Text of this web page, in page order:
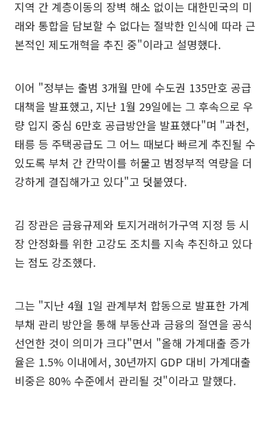
지역 간 계층이동의 장벽 해소 없이는 대한민국의 미
래와 통합을 담보할 수 없다는 절박한 인식에 따라 근
본적인 제도개혁을 추진 중"이라고 설명했다.
이어 "정부는 출범 3개월 만에 수도권 135만호 공급
대책을 발표했고, 지난 1월 29일에는 그 후속으로 우
량 입지 중심 6만호 공급방안을 발표했다"며 "과천,
태릉 등 주택공급도 그 어느 때보다 빠르게 추진될 수
있도록 부처 간 칸막이를 허물고 범정부적 역량을 더
강하게 결집해가고 있다"고 덧붙였다.
김 장관은 금융규제와 토지거래허가구역 지정 등 시
장 안정화를 위한 고강도 조치를 지속 추진하고 있다
는 점도 강조했다.
그는 "지난 4월 1일 관계부처 합동으로 발표한 가계
부채 관리 방안을 통해 부동산과 금융의 절연을 공식
선언한 것이 의미가 크다"면서 "올해 가계대출 증가
율은 1.5% 이내에서, 30년까지 GDP 대비 가계대출
비중은 80% 수준에서 관리될 것"이라고 말했다.